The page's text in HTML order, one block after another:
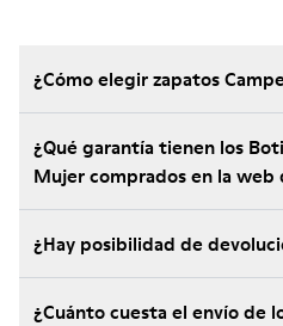
¿Cómo elegir zapatos
¿Qué garantía tienen los
Mujer comprados en la web
¿Hay posibilidad de
¿Cuánto cuesta el envío de